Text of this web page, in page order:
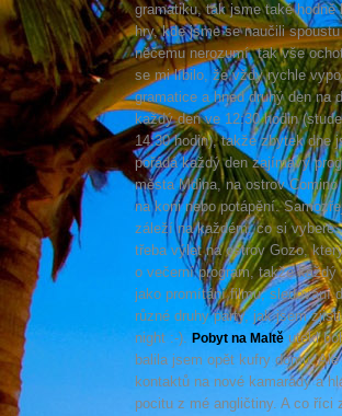
gramatiku, tak jsme také
hry, kde jsme se naučili
něčemu nerozumí, tak vše
se mi líbilo, že vždy rychle
gramatice a hned druhý den na
každý den ve 12:30 hodin
14:30 hodin), takže zbytek dne
pořádá každý den zajímavý
města Mdina, na ostrov
na koni nebo potápění.
záleží na každém, co si
třeba výlet na ostrov Gozo,
o večerní program, takže
jako promítání filmu, sledování
různé druhy party, jak jsem
night :-). Pobyt na Maltěutekl
balila jsem opět kufry domů.
kontaktů na nové kamarády a
pocitu z mé angličtiny. A co říci